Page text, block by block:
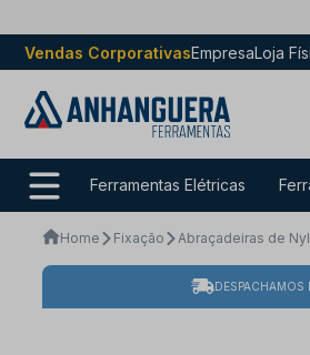
Vendas CorporativasEmpresaLoja
Ferramentas Elétricas
Home Fixação Abraçadeiras de
DESPACHAMOS